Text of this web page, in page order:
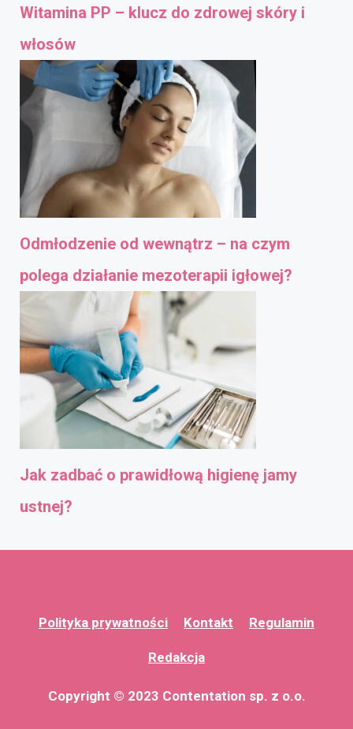
Witamina PP – klucz do zdrowej skóry i
włosów
Odmłodzenie od wewnątrz – na czym
polega działanie mezoterapii igłowej?
Jak zadbać o prawidłową higienę jamy
ustnej?
Polityka prywatności Kontakt Regulamin
Redakcja
Copyright © 2023 Contentation sp. z o.o.